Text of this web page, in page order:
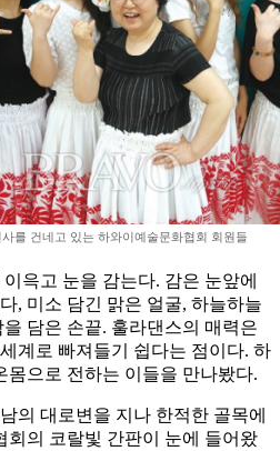
를 건네고 있는 하와이예술문화협회 회원들
윽고 눈을 감는다. 감은 눈앞에
, 미소 담긴 맑은 얼굴, 하늘하늘
담은 손끝. 훌라댄스의 매력은
계로 빠져들기 쉽다는 점이다. 하
몸으로 전하는 이들을 만나봤다.
의 대로변을 지나 한적한 골목에
회의 코랄빛 간판이 눈에 들어왔